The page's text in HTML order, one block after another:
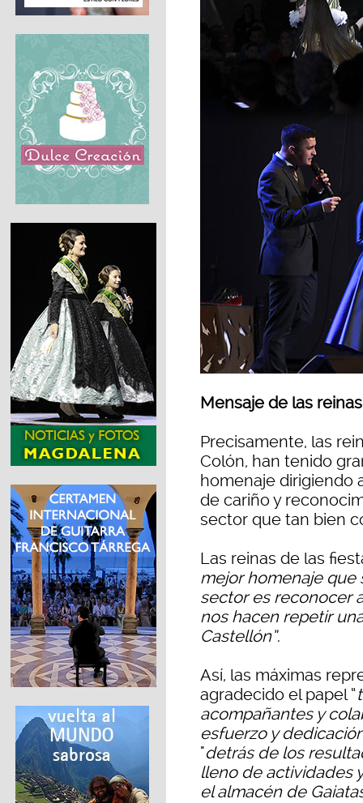
Mensaje de las
Precisamente, las
Colón, han tenido
homenaje dirigiendo
de cariño y
sector que tan bien
Las reinas de las
mejor homenaje que
sector es reconocer
nos hacen repetir
Castellón”.
Así, las máximas
agradecido el papel “
acompañantes y
esfuerzo y
"detrás de los
lleno de actividades
el almacén de